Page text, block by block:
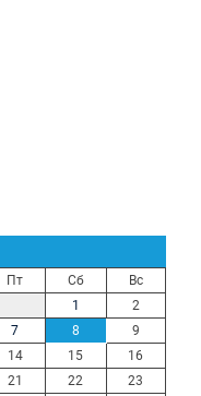
Пт Сб
Вс
1
2
7 8
9
14 15
16
21 22
23